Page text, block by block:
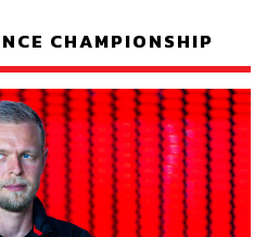
CHAMPIONSHIP